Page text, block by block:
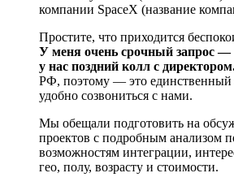
компании SpaceX (название
Простите, что приходится
У меня очень срочный запрос —
у нас поздний колл с
РФ, поэтому — это единственный
удобно созвониться с нами.
Мы обещали подготовить на
проектов с подробным анализом
возможностям интеграции,
гео, полу, возрасту и стоимости.